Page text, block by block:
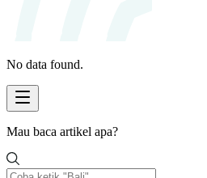
No data found.
Mau baca artikel apa?